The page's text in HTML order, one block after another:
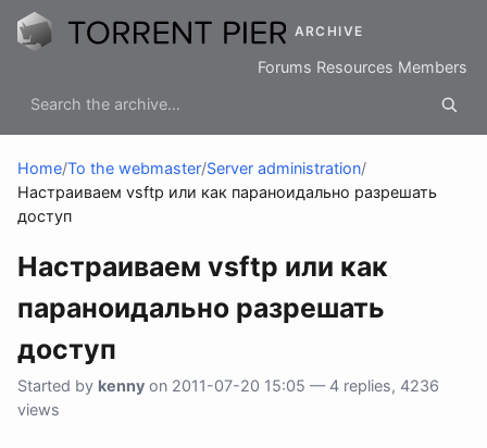
ARCHIVE
Forums Resources Members
Home/To the webmaster/Server administration/
Настраиваем vsftp или как параноидально разрешать
доступ
Настраиваем vsftp или как
параноидально разрешать
доступ
Started by kenny on 2011-07-20 15:05 — 4 replies, 4236
views